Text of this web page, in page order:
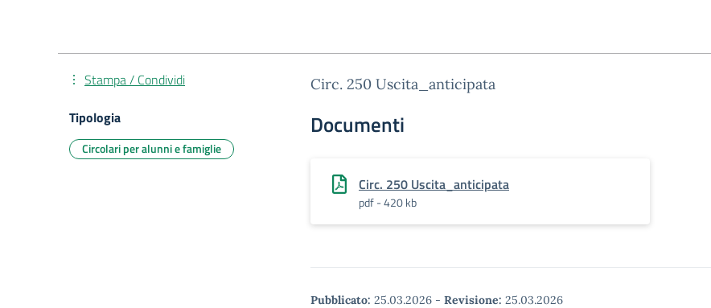
Circ. 250 Uscita_anticipata
Documenti
Circ. 250 Uscita_anticipata
pdf - 420 kb
Pubblicato: 25.03.2026 - Revisione: 25.03.2026
Stampa / Condividi
Tipologia
Circolari per alunni e famiglie